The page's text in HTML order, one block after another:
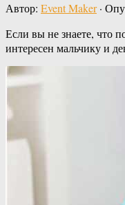
Автор: Event Maker ·
Если вы не знаете, что
интересен мальчику и